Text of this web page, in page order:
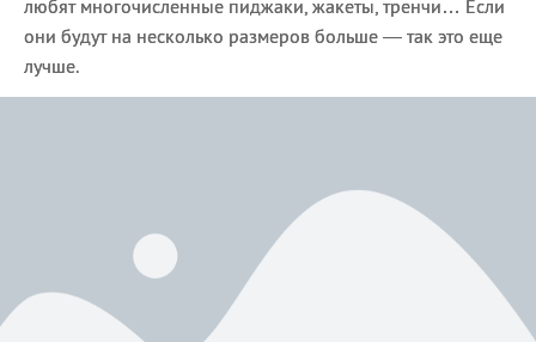
любят многочисленные пиджаки, жакеты, тренчи… Если
они будут на несколько размеров больше — так это еще
лучше.